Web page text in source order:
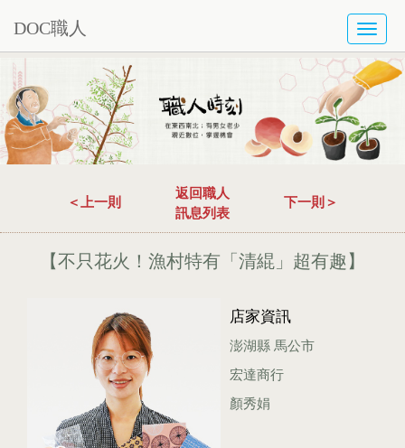
DOC職人
＜上一則
返回職人
訊息列表
下一則＞
【不只花火！漁村特有「清緄」超有趣】
店家資訊
澎湖縣 馬公市
宏達商行
顏秀娟